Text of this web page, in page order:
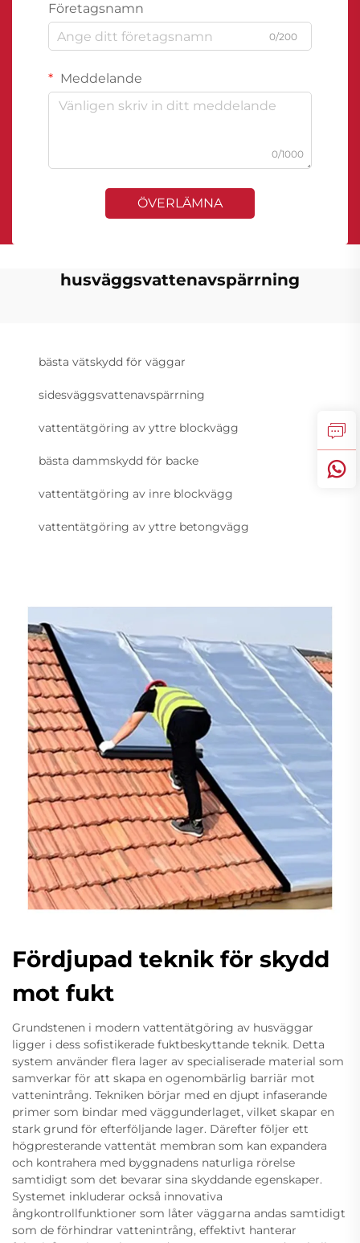
Företagsnamn
0/200
Meddelande
0/1000
ÖVERLÄMNA
husväggsvattenavspärrning
bästa vätskydd för väggar
sidesväggsvattenavspärrning
vattentätgöring av yttre blockvägg
bästa dammskydd för backe
vattentätgöring av inre blockvägg
vattentätgöring av yttre betongvägg
Fördjupad teknik för skydd
mot fukt
Grundstenen i modern vattentätgöring av husväggar
ligger i dess sofistikerade fuktbeskyttande teknik. Detta
system använder flera lager av specialiserade material som
samverkar för att skapa en ogenombärlig barriär mot
vattenintrång. Tekniken börjar med en djupt infaserande
primer som bindar med väggunderlaget, vilket skapar en
stark grund för efterföljande lager. Därefter följer ett
högpresterande vattentät membran som kan expandera
och kontrahera med byggnadens naturliga rörelse
samtidigt som det bevarar sina skyddande egenskaper.
Systemet inkluderar också innovativa
ångkontrollfunktioner som låter väggarna andas samtidigt
som de förhindrar vattenintrång, effektivt hanterar